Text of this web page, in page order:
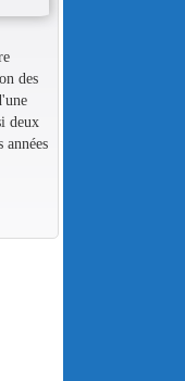
des
deux
années